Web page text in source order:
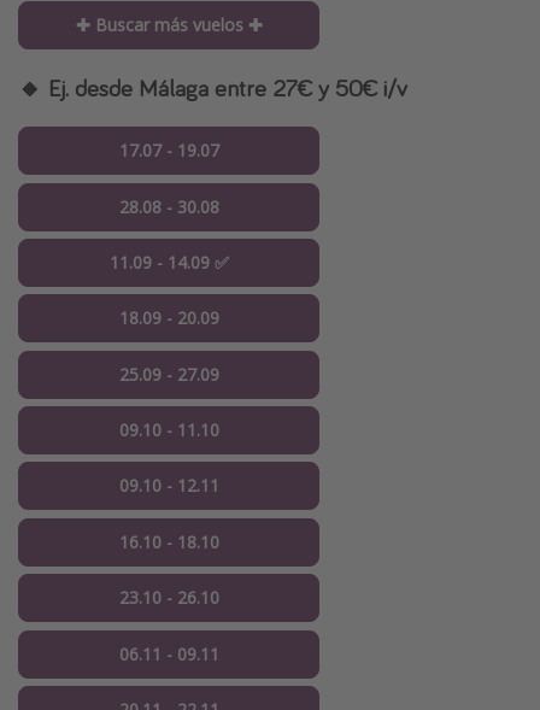
✚ Buscar más vuelos ✚
🔸 Ej. desde Málaga entre 27€ y 50€ i/v
17.07 - 19.07
28.08 - 30.08
11.09 - 14.09 ✅
18.09 - 20.09
25.09 - 27.09
09.10 - 11.10
09.10 - 12.11
16.10 - 18.10
23.10 - 26.10
06.11 - 09.11